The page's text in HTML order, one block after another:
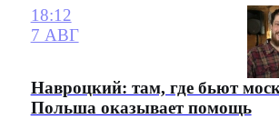
18:12
7 АВГ
Навроцкий: там, где бьют
Польша оказывает помощь